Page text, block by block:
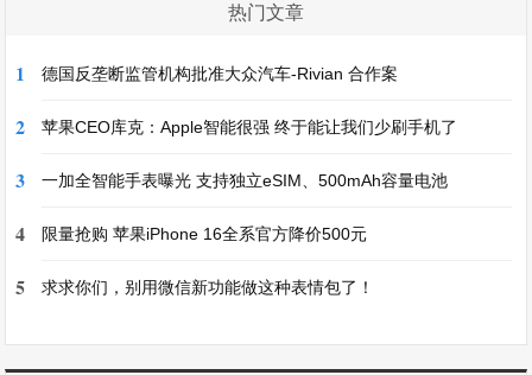
热门文章
1 德国反垄断监管机构批准大众汽车-Rivian 合作案
2 苹果CEO库克：Apple智能很强 终于能让我们少刷手机了
3 一加全智能手表曝光 支持独立eSIM、500mAh容量电池
4 限量抢购 苹果iPhone 16全系官方降价500元
5 求求你们，别用微信新功能做这种表情包了！